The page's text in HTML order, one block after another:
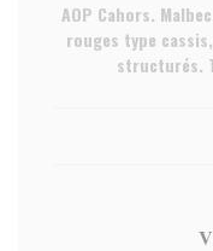
AOP Cahors.
rouges type
structurés.